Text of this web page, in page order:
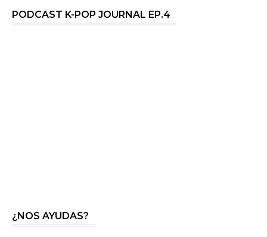
PODCAST K-POP JOURNAL EP.4
¿NOS AYUDAS?